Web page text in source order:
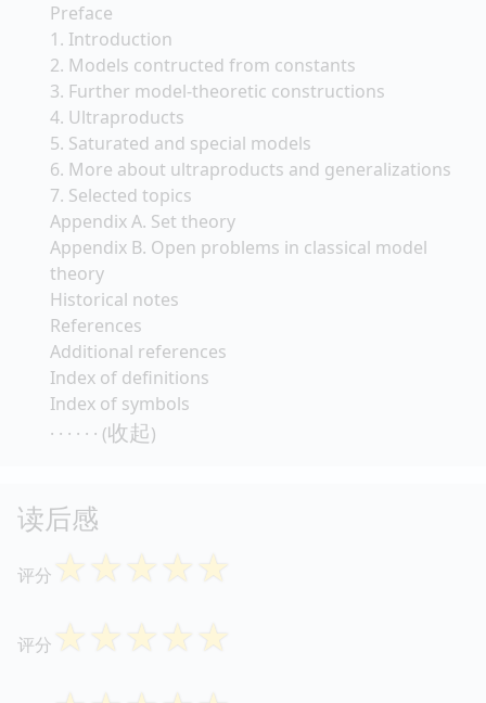
Preface
1. Introduction
2. Models contructed from constants
3. Further model-theoretic constructions
4. Ultraproducts
5. Saturated and special models
6. More about ultraproducts and generalizations
7. Selected topics
Appendix A. Set theory
Appendix B. Open problems in classical model
theory
Historical notes
References
Additional references
Index of definitions
Index of symbols
· · · · · · (收起)
读后感
评分 ☆☆☆☆☆
评分 ☆☆☆☆☆